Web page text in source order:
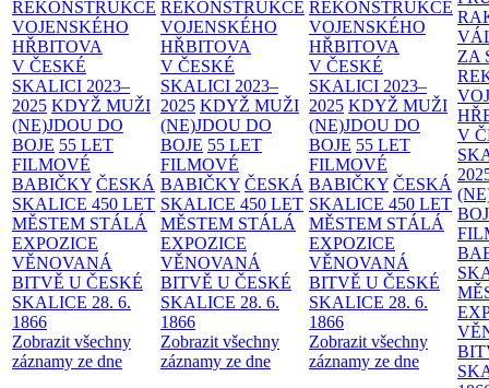
REKONSTRUKCE
VOJENSKÉHO
HŘBITOVA
V ČESKÉ
SKALICI 2023–
2025 KDYŽ MUŽI
(NE)JDOU DO
BOJE 55 LET
FILMOVÉ
BABIČKY ČESKÁ
SKALICE 450 LET
MĚSTEM STÁLÁ
EXPOZICE
VĚNOVANÁ
BITVĚ U ČESKÉ
SKALICE 28. 6.
1866
Zobrazit všechny
záznamy ze dne
REKONSTRUKCE
VOJENSKÉHO
HŘBITOVA
V ČESKÉ
SKALICI 2023–
2025 KDYŽ MUŽI
(NE)JDOU DO
BOJE 55 LET
FILMOVÉ
BABIČKY ČESKÁ
SKALICE 450 LET
MĚSTEM STÁLÁ
EXPOZICE
VĚNOVANÁ
BITVĚ U ČESKÉ
SKALICE 28. 6.
1866
Zobrazit všechny
záznamy ze dne
REKONSTRUKCE
VOJENSKÉHO
HŘBITOVA
V ČESKÉ
SKALICI 2023–
2025 KDYŽ MUŽI
(NE)JDOU DO
BOJE 55 LET
FILMOVÉ
BABIČKY ČESKÁ
SKALICE 450 LET
MĚSTEM STÁLÁ
EXPOZICE
VĚNOVANÁ
BITVĚ U ČESKÉ
SKALICE 28. 6.
1866
Zobrazit všechny
záznamy ze dne
ZA
V